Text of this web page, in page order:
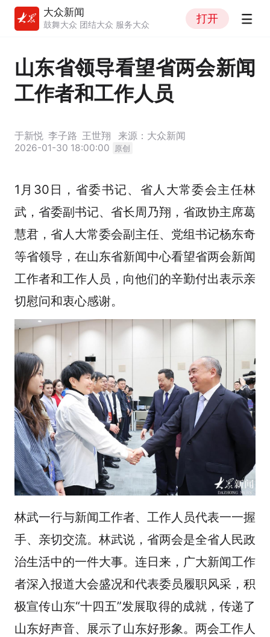
大众新闻
鼓舞大众 团结大众 服务大众
打开
山东省领导看望省两会新闻
工作者和工作人员
于新悦 李子路 王世翔
来源：大众新闻
2026-01-30 18:00:00
原创
1月30日，省委书记、省人大常委会主任林
武，省委副书记、省长周乃翔，省政协主席葛
慧君，省人大常委会副主任、党组书记杨东奇
等省领导，在山东省新闻中心看望省两会新闻
工作者和工作人员，向他们的辛勤付出表示亲
切慰问和衷心感谢。
林武一行与新闻工作者、工作人员代表一一握
手、亲切交流。林武说，省两会是全省人民政
治生活中的一件大事。连日来，广大新闻工作
者深入报道大会盛况和代表委员履职风采，积
极宣传山东“十四五”发展取得的成就，传递了
山东好声音、展示了山东好形象。两会工作人